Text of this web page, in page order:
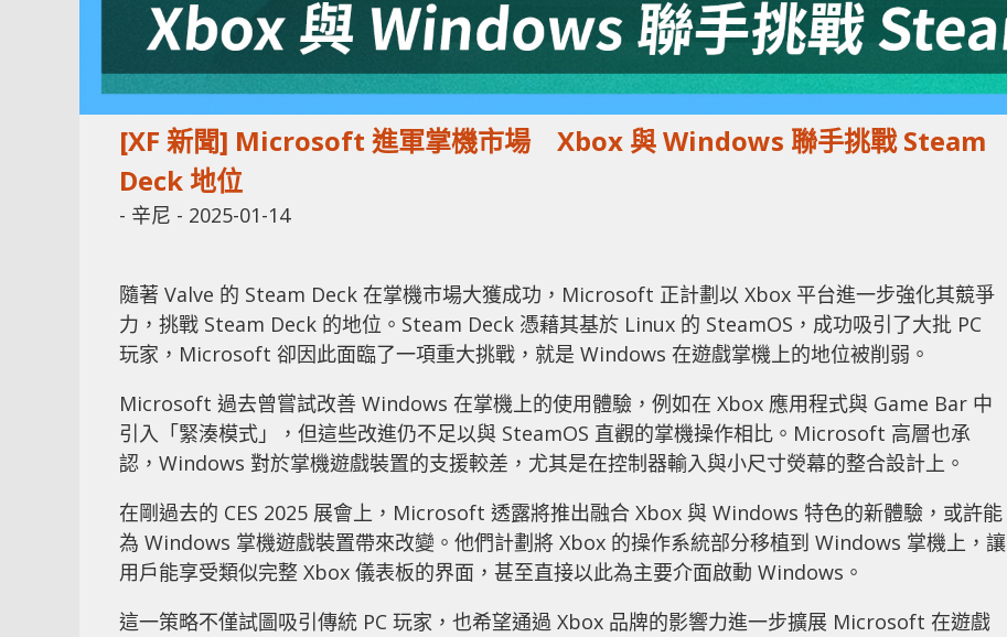
[XF 新聞] Microsoft 進軍掌機市場 Xbox 與 Windows 聯手挑戰 Steam
Deck 地位
- 辛尼 - 2025-01-14
隨著 Valve 的 Steam Deck 在掌機市場大獲成功，Microsoft 正計劃以 Xbox 平台進一步強化其競爭
力，挑戰 Steam Deck 的地位。Steam Deck 憑藉其基於 Linux 的 SteamOS，成功吸引了大批 PC
玩家，Microsoft 卻因此面臨了一項重大挑戰，就是 Windows 在遊戲掌機上的地位被削弱。
Microsoft 過去曾嘗試改善 Windows 在掌機上的使用體驗，例如在 Xbox 應用程式與 Game Bar 中
引入「緊湊模式」，但這些改進仍不足以與 SteamOS 直觀的掌機操作相比。Microsoft 高層也承
認，Windows 對於掌機遊戲裝置的支援較差，尤其是在控制器輸入與小尺寸熒幕的整合設計上。
在剛過去的 CES 2025 展會上，Microsoft 透露將推出融合 Xbox 與 Windows 特色的新體驗，或許能
為 Windows 掌機遊戲裝置帶來改變。他們計劃將 Xbox 的操作系統部分移植到 Windows 掌機上，讓
用戶能享受類似完整 Xbox 儀表板的界面，甚至直接以此為主要介面啟動 Windows。
這一策略不僅試圖吸引傳統 PC 玩家，也希望通過 Xbox 品牌的影響力進一步擴展 Microsoft 在遊戲